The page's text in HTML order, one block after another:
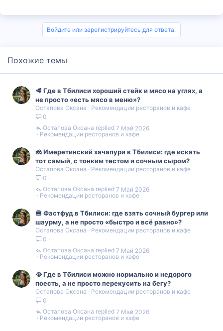
Войдите или зарегистрируйтесь для ответа.
Похожие темы
🥩 Где в Тбилиси хороший стейк и мясо на углях, а
не просто «есть мясо в меню»?
Остапова Оксана
Рекомендации ресторанов и кафе
0
Рекомендации ресторанов и кафе
7 Май 2026
Остапова Оксана
🧀 Имеретинский хачапури в Тбилиси: где искать
тот самый, с тонким тестом и сочным сыром?
Остапова Оксана
Рекомендации ресторанов и кафе
0
Рекомендации ресторанов и кафе
7 Май 2026
Остапова Оксана
🍔 Фастфуд в Тбилиси: где взять сочный бургер или
шаурму, а не просто «быстро и всё равно»?
Остапова Оксана
Рекомендации ресторанов и кафе
0
Рекомендации ресторанов и кафе
7 Май 2026
Остапова Оксана
🥘 Где в Тбилиси можно нормально и недорого
поесть, а не просто перекусить на бегу?
Остапова Оксана
Рекомендации ресторанов и кафе
0
Рекомендации ресторанов и кафе
7 Май 2026
Остапова Оксана